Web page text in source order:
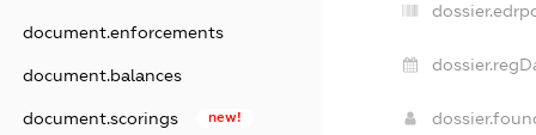
document.enforcements
document.balances
document.scorings new!